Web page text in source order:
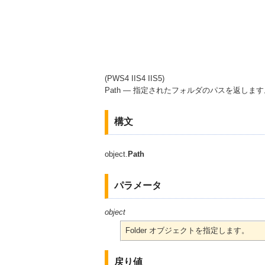
(PWS4 IIS4 IIS5)
Path — 指定されたフォルダのパスを返しま
構文
object. Path
パラメータ
object
Folder オブジェクトを指定します。
戻り値